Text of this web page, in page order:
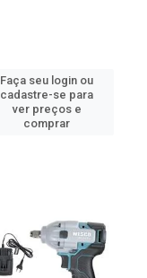
Faça seu login ou
cadastre-se para
ver preços e
comprar